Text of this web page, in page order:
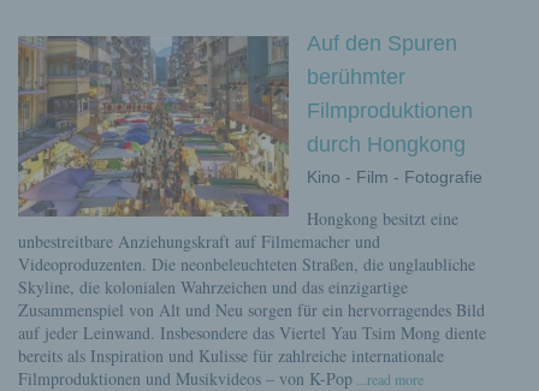
Auf den Spuren
berühmter
Filmproduktionen
durch Hongkong
Kino - Film - Fotografie
Hongkong besitzt eine
unbestreitbare Anziehungskraft auf Filmemacher und
Videoproduzenten. Die neonbeleuchteten Straßen, die unglaubliche
Skyline, die kolonialen Wahrzeichen und das einzigartige
Zusammenspiel von Alt und Neu sorgen für ein hervorragendes Bild
auf jeder Leinwand. Insbesondere das Viertel Yau Tsim Mong diente
bereits als Inspiration und Kulisse für zahlreiche internationale
Filmproduktionen und Musikvideos – von K-Pop ...read more